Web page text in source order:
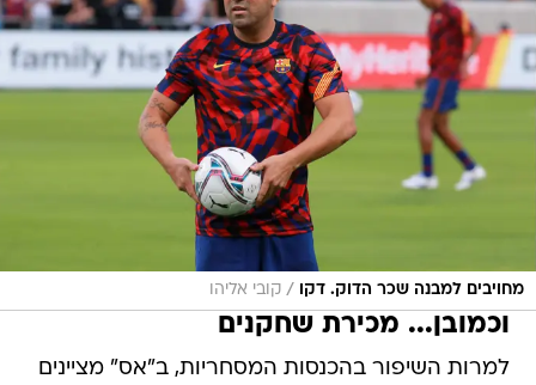
מחויבים למבנה שכר הדוק. דקו / קובי אליהו
וכמובן... מכירת שחקנים
למרות השיפור בהכנסות המסחריות, ב"אס" מציינים